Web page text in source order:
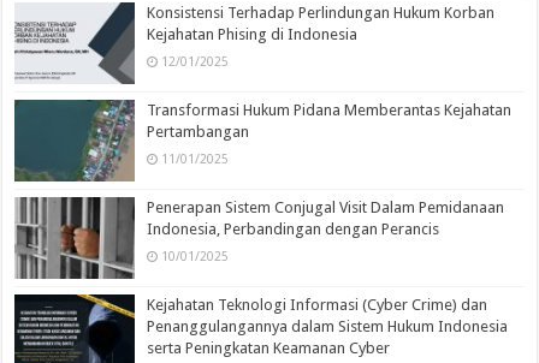
Konsistensi Terhadap Perlindungan Hukum Korban
Kejahatan Phising di Indonesia
12/01/2025
Transformasi Hukum Pidana Memberantas Kejahatan
Pertambangan
11/01/2025
Penerapan Sistem Conjugal Visit Dalam Pemidanaan
Indonesia, Perbandingan dengan Perancis
10/01/2025
Kejahatan Teknologi Informasi (Cyber Crime) dan
Penanggulangannya dalam Sistem Hukum Indonesia
serta Peningkatan Keamanan Cyber